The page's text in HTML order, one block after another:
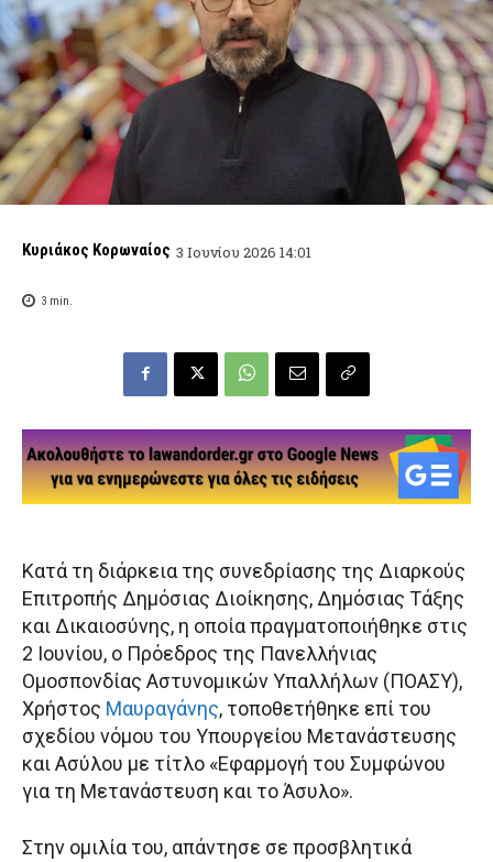
Κυριάκος Κορωναίος 3 Ιουνίου 2026 14:01
3 min.
Κατά τη διάρκεια της συνεδρίασης της Διαρκούς
Επιτροπής Δημόσιας Διοίκησης, Δημόσιας Τάξης
και Δικαιοσύνης, η οποία πραγματοποιήθηκε στις
2 Ιουνίου, ο Πρόεδρος της Πανελλήνιας
Ομοσπονδίας Αστυνομικών Υπαλλήλων (ΠΟΑΣΥ),
Χρήστος Μαυραγάνης, τοποθετήθηκε επί του
σχεδίου νόμου του Υπουργείου Μετανάστευσης
και Ασύλου με τίτλο «Εφαρμογή του Συμφώνου
για τη Μετανάστευση και το Άσυλο».
Στην ομιλία του, απάντησε σε προσβλητικά